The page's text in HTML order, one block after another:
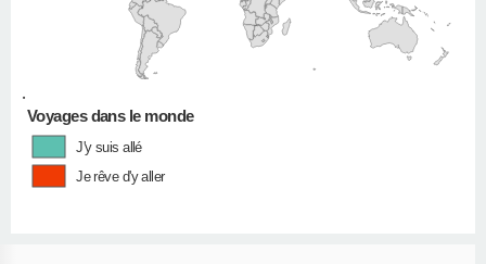
•
Voyages dans le monde
J'y suis allé
Je rêve d'y aller